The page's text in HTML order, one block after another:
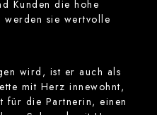
Kunden die hohe
werden sie wertvolle
wird, ist er auch als
mit Herz innewohnt,
für die Partnerin, einen